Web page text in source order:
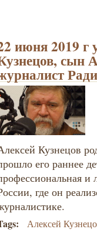
июня 2019 г
сын
Кузнецов
его раннее
и
где он
Алексей